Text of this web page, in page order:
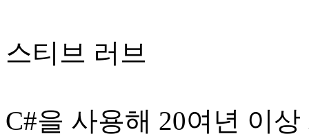
스티브 러브
C#을 사용해 20여년 이